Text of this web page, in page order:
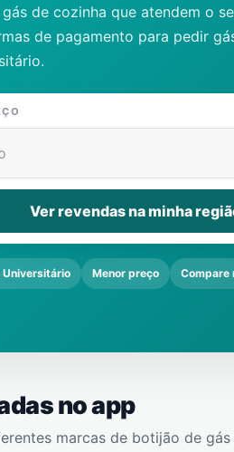
de cozinha que atendem o
de pagamento para pedir
.
Ver revendas na minha
Universitário Menor preço Compare
no app
marcas de botijão de